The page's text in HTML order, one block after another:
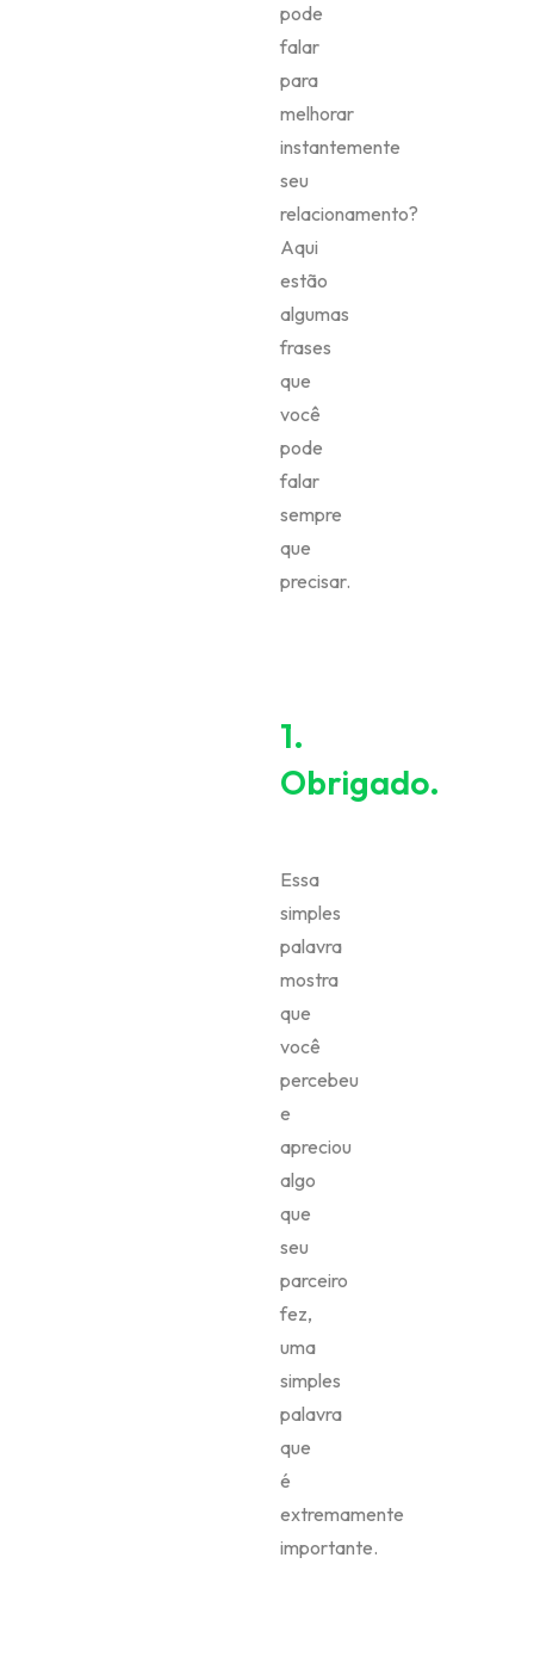
pode
falar
para
melhorar
instantemente
seu
relacionamento?
Aqui
estão
algumas
frases
que
você
pode
falar
sempre
que
precisar.
1.
Obrigado.
Essa
simples
palavra
mostra
que
você
percebeu
e
apreciou
algo
que
seu
parceiro
fez,
uma
simples
palavra
que
é
extremamente
importante.